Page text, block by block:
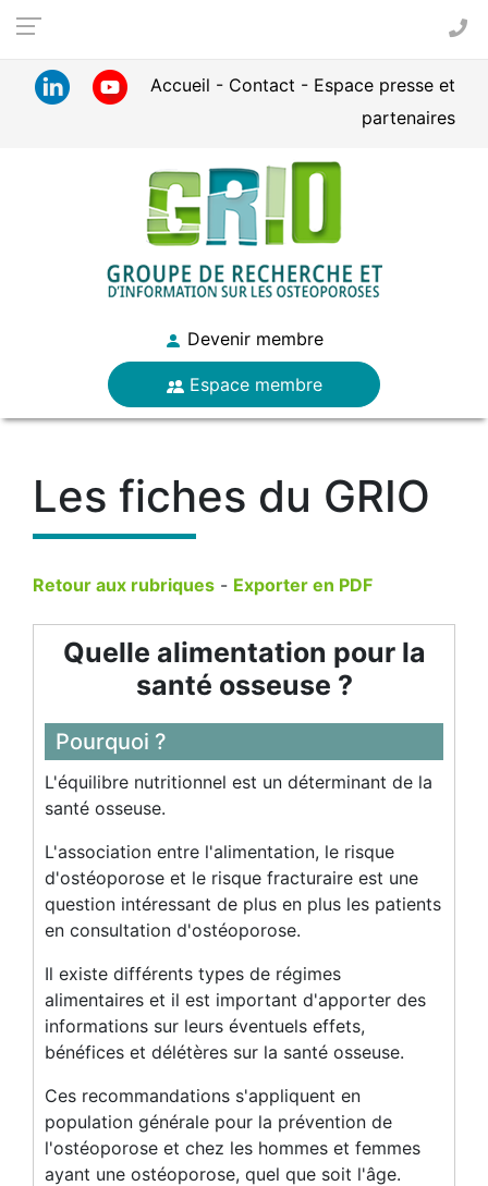
Panneau de gestion des cookies
Accueil Contact
Espace presse et
partenaires
Devenir membre
Espace membre
Les fiches du GRIO
Retour aux rubriques - Exporter en PDF
Quelle alimentation pour la
santé osseuse ?
Pourquoi ?
L'équilibre nutritionnel est un déterminant de la
santé osseuse.
L'association entre l'alimentation, le risque
d'ostéoporose et le risque fracturaire est une
question intéressant de plus en plus les patients
en consultation d'ostéoporose.
Il existe différents types de régimes
alimentaires et il est important d'apporter des
informations sur leurs éventuels effets,
bénéfices et délétères sur la santé osseuse.
Ces recommandations s'appliquent en
population générale pour la prévention de
l'ostéoporose et chez les hommes et femmes
ayant une ostéoporose, quel que soit l'âge.